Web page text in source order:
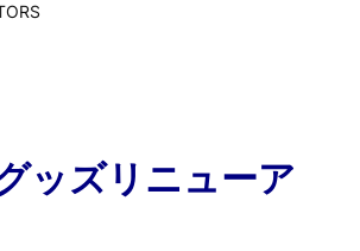
ッズリニューア